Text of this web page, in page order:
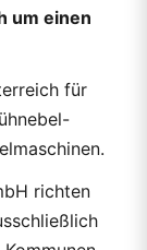
um einen
für
richten